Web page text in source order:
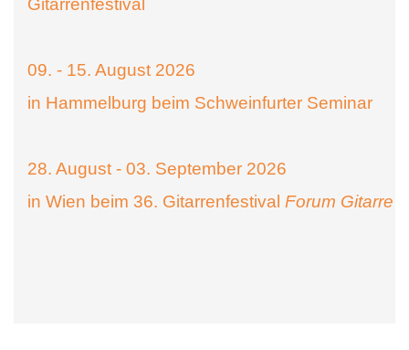
Gitarrenfestival
09. - 15. August 2026
in Hammelburg beim Schweinfurter Seminar
28. August - 03. September 2026
in Wien beim 36. Gitarrenfestival Forum Gitarre